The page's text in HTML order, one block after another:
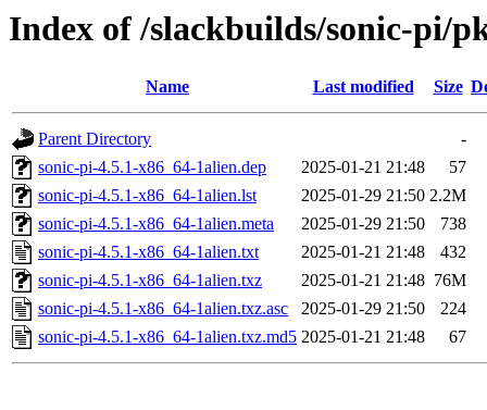
Index of /slackbuilds/sonic-pi/
Name Last modified Size
Parent Directory
-
sonic-pi-4.5.1-x86_64-1alien.dep
2025-01-21 21:48
57
sonic-pi-4.5.1-x86_64-1alien.lst
2025-01-29 21:50 2.2M
sonic-pi-4.5.1-x86_64-1alien.meta
2025-01-29 21:50
738
sonic-pi-4.5.1-x86_64-1alien.txt
2025-01-21 21:48
432
sonic-pi-4.5.1-x86_64-1alien.txz
2025-01-21 21:48 76M
sonic-pi-4.5.1-x86_64-1alien.txz.asc
2025-01-29 21:50
224
sonic-pi-4.5.1-x86_64-1alien.txz.md5 2025-01-21 21:48 67